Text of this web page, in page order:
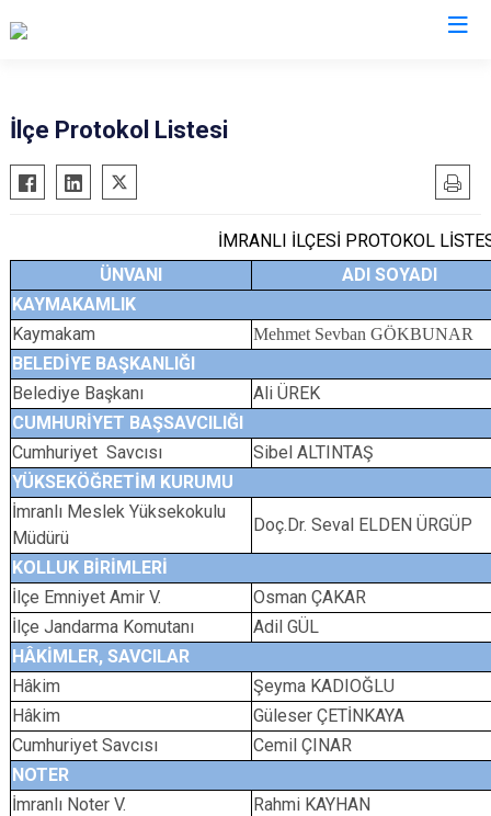
Akıncılar
Altınyayla
Gemerek
Gölova
Gürün
Hafik
Koyulhisar
Ulaş
Yıldızeli
Zara
İlçe Protokol Listesi
İMRANLI İLÇESİ PROTOKOL
ÜNVANI
ADI SOYADI
KAYMAKAMLIK
Kaymakam
Mehmet Sevban GÖKBUNAR
BELEDİYE BAŞKANLIĞI
Belediye Başkanı
Ali ÜREK
CUMHURİYET BAŞSAVCILIĞI
Cumhuriyet Savcısı
Sibel ALTINTAŞ
YÜKSEKÖĞRETİM KURUMU
İmranlı Meslek Yüksekokulu
Müdürü
Doç.Dr. Seval ELDEN ÜRGÜP
KOLLUK BİRİMLERİ
İlçe Emniyet Amir V.
Osman ÇAKAR
İlçe Jandarma Komutanı
Adil GÜL
HÂKİMLER, SAVCILAR
Hâkim
Şeyma KADIOĞLU
Hâkim
Güleser ÇETİNKAYA
Cumhuriyet Savcısı
Cemil ÇINAR
NOTER
İmranlı Noter V.
Rahmi KAYHAN